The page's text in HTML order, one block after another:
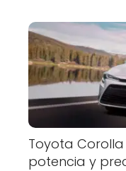
Toyota Corolla
potencia y